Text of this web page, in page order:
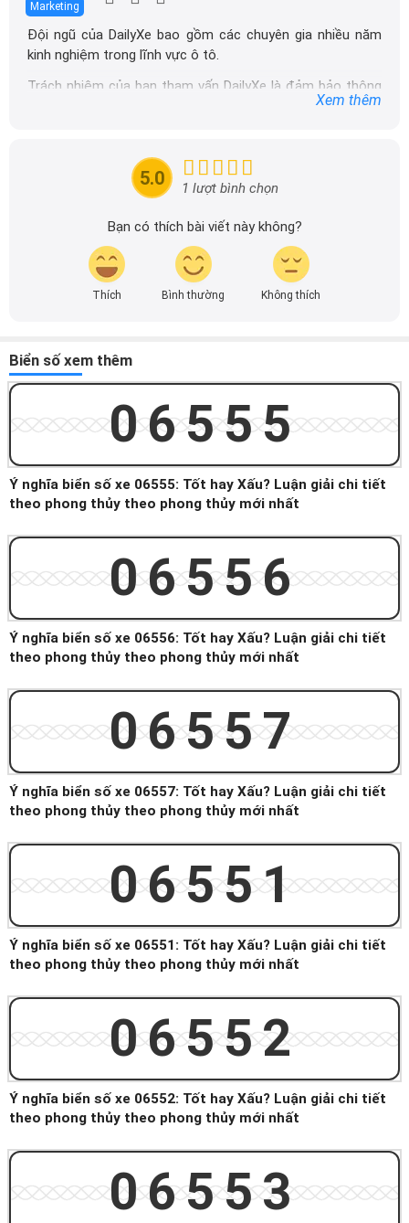
Marketing
Đội ngũ của DailyXe bao gồm các chuyên gia nhiều năm
kinh nghiệm trong lĩnh vực ô tô.
Trách nhiệm của ban tham vấn DailyXe là đảm bảo thông
tin chính xác được đăng tải trên dailyxe.com.vn, thường
tin nhanh chóng và dễ dàng hơn.
Xem thêm
5.0 1 lượt bình chọn
Bạn có thích bài viết này không?
Thích Bình thường Không thích
Biển số xem thêm
06555
Ý nghĩa biển số xe 06555: Tốt hay Xấu? Luận giải chi tiết
theo phong thủy theo phong thủy mới nhất
06556
Ý nghĩa biển số xe 06556: Tốt hay Xấu? Luận giải chi tiết
theo phong thủy theo phong thủy mới nhất
06557
Ý nghĩa biển số xe 06557: Tốt hay Xấu? Luận giải chi tiết
theo phong thủy theo phong thủy mới nhất
06551
Ý nghĩa biển số xe 06551: Tốt hay Xấu? Luận giải chi tiết
theo phong thủy theo phong thủy mới nhất
06552
Ý nghĩa biển số xe 06552: Tốt hay Xấu? Luận giải chi tiết
theo phong thủy theo phong thủy mới nhất
06553